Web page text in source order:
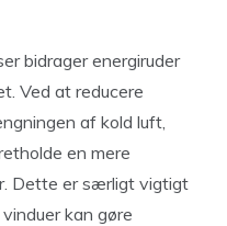
bidrager energiruder
Ved at reducere
af kold luft,
en mere
Dette er særligt vigtigt
kan gøre